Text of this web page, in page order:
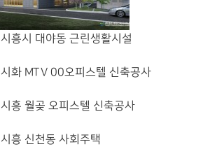
시흥시 대야동 근린생활시설
시화 MTV 00오피스텔 신축공사
시흥 월곶 오피스텔 신축공사
시흥 신천동 사회주택